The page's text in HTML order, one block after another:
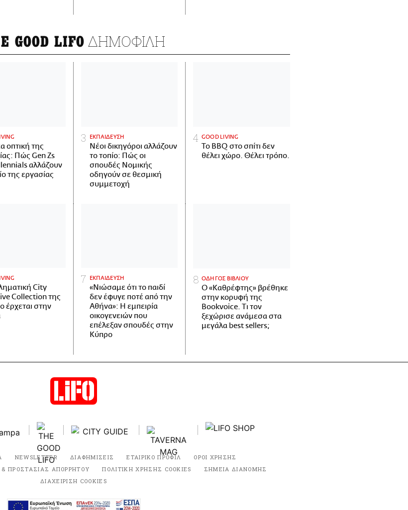
GOOD LIFO ΔΗΜΟΦΙΛΗ
οπτική της
Πώς Gen Zs
αλλάζουν
της εργασίας
ΕΚΠΑΙΔΕΥΣΗ
Νέοι δικηγόροι αλλάζουν
το τοπίο: Πώς οι
σπουδές Νομικής
οδηγούν σε θεσμική
συμμετοχή
GOOD LIVING
Το BBQ στο σπίτι δεν
θέλει χώρο. Θέλει τρόπο.
City
Collection της
έρχεται στην
ΕΚΠΑΙΔΕΥΣΗ
«Νιώσαμε ότι το παιδί
δεν έφυγε ποτέ από την
Αθήνα»: Η εμπειρία
οικογενειών που
επέλεξαν σπουδές στην
Κύπρο
ΟΔΗΓΟΣ ΒΙΒΛΙΟΥ
Ο «Καθρέφτης» βρέθηκε
στην κορυφή της
Bookvoice. Τι τον
ξεχώρισε ανάμεσα στα
μεγάλα best sellers;
NEWSLETTER ΔΙΑΦΗΜΙΣΕΙΣ ΕΤΑΙΡΙΚΟ ΠΡΟΦΙΛ
ΟΡΟΙ ΧΡΗΣΗΣ
ΠΡΟΣΤΑΣΙΑΣ ΑΠΟΡΡΗΤΟΥ
ΠΟΛΙΤΙΚΗ ΧΡΗΣΗΣ COOKIES
ΣΗΜΕΙΑ ΔΙΑΝΟΜΗΣ
ΔΙΑΧΕΙΡΙΣΗ COOKIES